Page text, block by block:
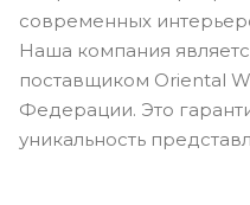
современных
Наша компания
поставщиком Oriental
Федерации. Это
уникальность